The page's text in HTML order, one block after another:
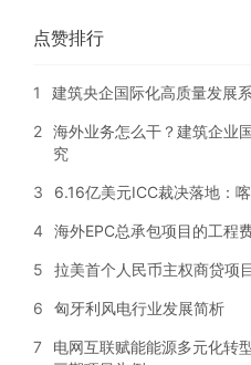
点赞排行
1 建筑央企国际化高质量发展
2 海外业务怎么干？建筑企业
究
3 6.16亿美元ICC裁决落地：
4 海外EPC总承包项目的工程
5 拉美首个人民币主权商贷项
6 匈牙利风电行业发展简析
7
电网互联赋能能源多元化